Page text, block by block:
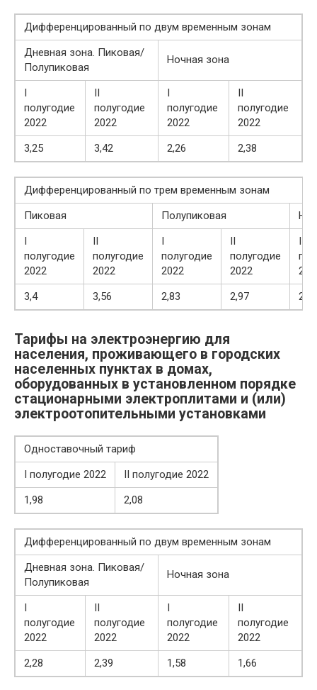
Дифференцированный по двум временным зонам
Дневная зона. Пиковая/
Полупиковая
Ночная зона
I
полугодие
2022
II
полугодие
2022
I
полугодие
2022
II
полугодие
2022
3,25
3,42 2,26 2,38
Дифференцированный по трем временным зонам
Пиковая
Полупиковая
I
полугодие
2022
II
полугодие
2022
I
полугодие
2022
II
полугодие
2022
I
3,4
3,56 2,83 2,97 2,26
Тарифы на электроэнергию для
населения, проживающего в городских
населенных пунктах в домах,
оборудованных в установленном порядке
стационарными электроплитами и (или)
электроотопительными установками
Одноставочный тариф
I полугодие 2022
II полугодие 2022
1,98
2,08
Дифференцированный по двум временным зонам
Дневная зона. Пиковая/
Полупиковая
Ночная зона
I
полугодие
2022
II
полугодие
2022
I
полугодие
2022
II
полугодие
2022
2,28
2,39 1,58 1,66